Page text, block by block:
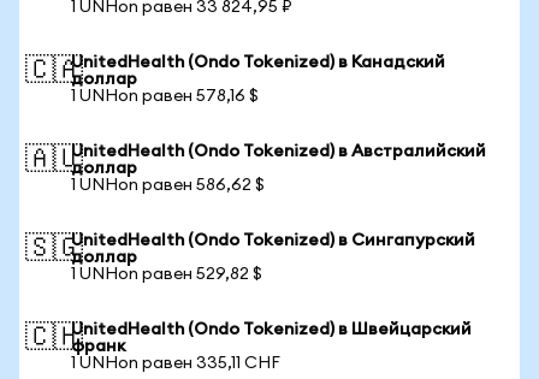
1 UNHon равен 33 824,95 ₽
🇨🇦UnitedHealth (Ondo Tokenized) в Канадский
доллар
1 UNHon равен 578,16 $
🇦🇺UnitedHealth (Ondo Tokenized) в Австралийский
доллар
1 UNHon равен 586,62 $
🇸🇬UnitedHealth (Ondo Tokenized) в Сингапурский
доллар
1 UNHon равен 529,82 $
🇨🇭UnitedHealth (Ondo Tokenized) в Швейцарский
франк
1 UNHon равен 335,11 CHF